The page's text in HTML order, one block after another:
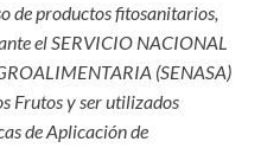
de productos fitosanitarios,
el SERVICIO NACIONAL
(SENASA)
Frutos y ser utilizados
de Aplicación de